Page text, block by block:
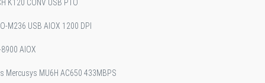
K120 CONV USB PTO
M236 USB AIOX 1200 DPI
AIOX
Mercusys MU6H AC650 433MBPS